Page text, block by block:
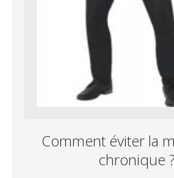
Comment éviter la
chronique ?